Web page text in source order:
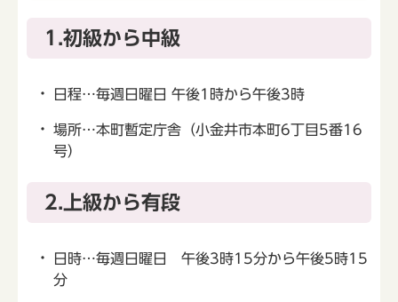
1.初級から中級
日程…毎週日曜日 午後1時から午後3時
場所…本町暫定庁舎（小金井市本町6丁目5番16
号）
2.上級から有段
日時…毎週日曜日 午後3時15分から午後5時15
分